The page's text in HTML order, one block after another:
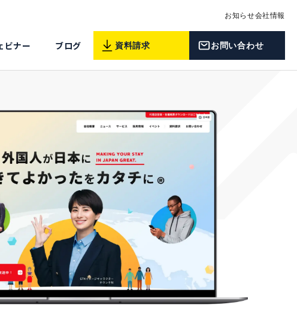
お知らせ会社情報
ビナー ブログ 資料請求 お問い合わせ